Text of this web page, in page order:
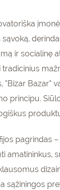
ir socialinę
Bazar”
principu.
pagrindas –
amatininkus,
sąžiningos